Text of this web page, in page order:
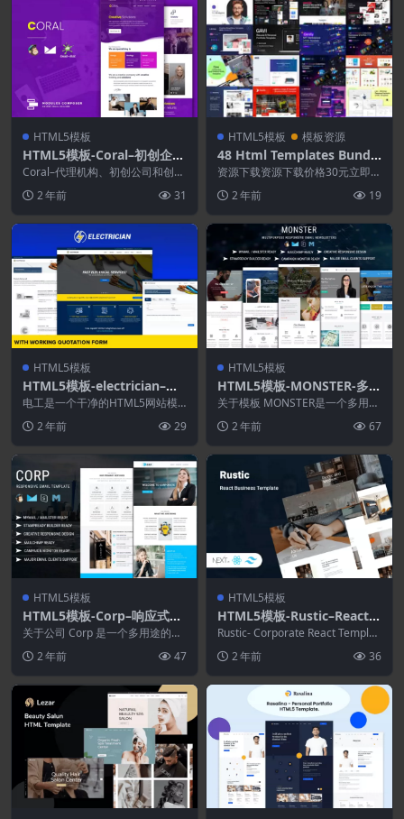
HTML5模板
HTML5模板-Coral–初创企业
的响应式电子邮件模板
Coral–代理机构、初创公司和创意
您的启动和服务...
2 年前 31
HTML5模板 模板资源
48 Html Templates Bundle
2024
资源下载资源下载价格30元立即购
2 年前 19
HTML5模板
HTML5模板-electrician–网
站模板
电工是一个干净的HTML5网站模
服务的公司。它提供...
2 年前 29
HTML5模板
HTML5模板-MONSTER-多概
念电子邮件模板包
关于模板 MONSTER是一个多用途
不同的演示...
2 年前 67
HTML5模板
HTML5模板-Corp–响应式电
子邮件模板
关于公司 Corp 是一个多用途的响
型的企业、商业...
2 年前 47
HTML5模板
HTML5模板-Rustic–React业
务模板
Rustic- Corporate React Templat
2 年前 36